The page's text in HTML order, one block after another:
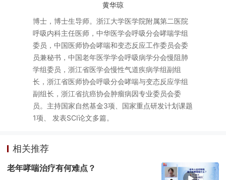
黄华琼
博士，博士生导师。浙江大学医学院附属第二医院
呼吸内科主任医师，中华医学会呼吸分会哮喘学组
委员，中国医师协会哮喘和变态反应工作委员会委
员兼秘书，中国老年医学学会呼吸病学分会慢阻肺
学组委员，浙江省医学会慢性气道疾病学组副组
长，浙江省医师协会呼吸分会哮喘与变态反应学组
副组长，浙江省抗癌协会肿瘤病因专业委员会委
员。主持国家自然基金3项、国家重点研发计划课题
1项、 发表SCI论文多篇。
相关推荐
老年哮喘治疗有何难点？